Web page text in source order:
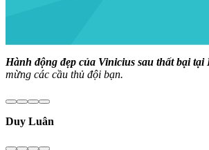
Hành động đẹp của Vinicius sau thất bại tại
mừng các cầu thủ đội bạn.
Duy Luân